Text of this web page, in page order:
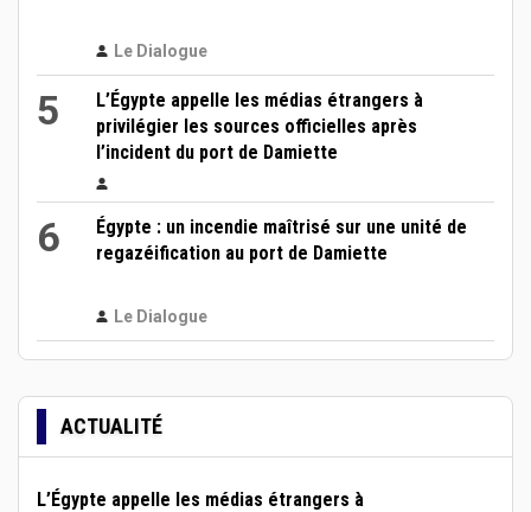
Le Dialogue
5
L’Égypte appelle les médias étrangers à
privilégier les sources officielles après
l’incident du port de Damiette
6
Égypte : un incendie maîtrisé sur une unité de
regazéification au port de Damiette
Le Dialogue
ACTUALITÉ
L’Égypte appelle les médias étrangers à